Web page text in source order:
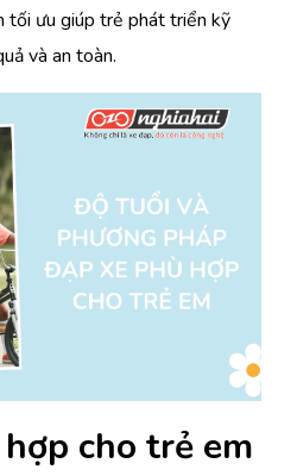
tối ưu giúp trẻ phát triển kỹ
và an toàn.
cho trẻ em